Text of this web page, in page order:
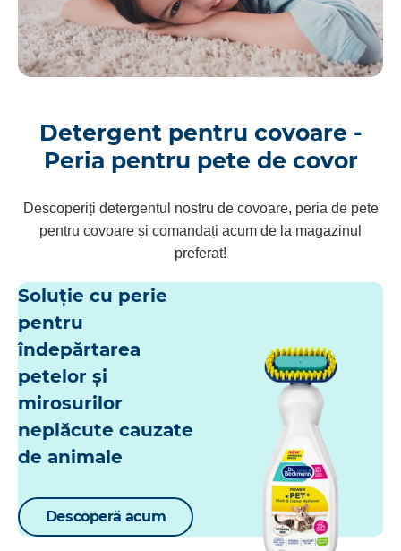
Detergent pentru covoare -
Peria pentru pete de covor
Descoperiți detergentul nostru de covoare, peria de pete
pentru covoare și comandați acum de la magazinul
preferat!
Soluție cu perie
pentru
îndepărtarea
petelor și
mirosurilor
neplăcute cauzate
de animale
Descoperă acum